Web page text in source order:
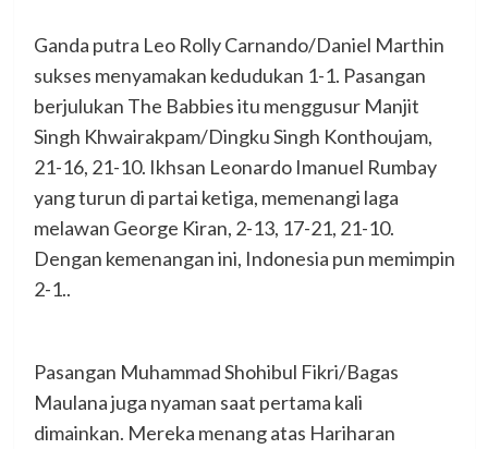
Ganda putra Leo Rolly Carnando/Daniel Marthin
sukses menyamakan kedudukan 1-1. Pasangan
berjulukan The Babbies itu menggusur Manjit
Singh Khwairakpam/Dingku Singh Konthoujam,
21-16, 21-10. Ikhsan Leonardo Imanuel Rumbay
yang turun di partai ketiga, memenangi laga
melawan George Kiran, 2-13, 17-21, 21-10.
Dengan kemenangan ini, Indonesia pun memimpin
2-1..
Pasangan Muhammad Shohibul Fikri/Bagas
Maulana juga nyaman saat pertama kali
dimainkan. Mereka menang atas Hariharan